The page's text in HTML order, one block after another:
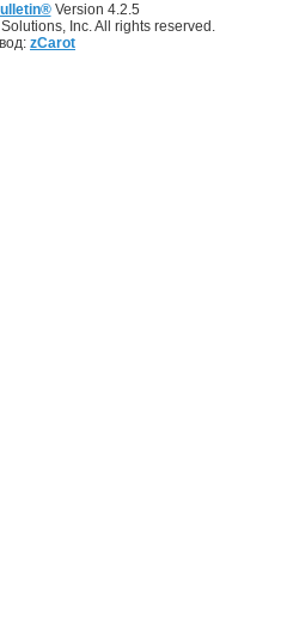
Version 4.2.5
Inc. All rights reserved.
zCarot